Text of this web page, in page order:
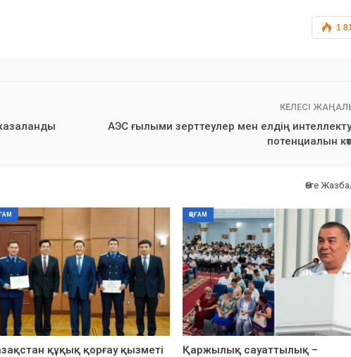
1
КЕЛЕСІ
АЭС ғылыми зерттеулер мен елдің
потенциалын
Өзге
құқық қорғау қызметі
ҚОҒАМ
Қаржылық сауаттылық –